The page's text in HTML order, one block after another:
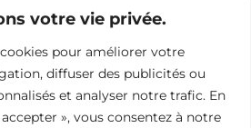
votre vie privée.
pour améliorer votre
diffuser des publicités ou
et analyser notre trafic. En
», vous consentez à notre
Jeudi, Vendredi :
-> 12h00
-> 17h30
Mardi :
-> 12h00
-> 17h30